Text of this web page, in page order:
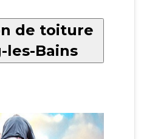
de toiture
les-Bains